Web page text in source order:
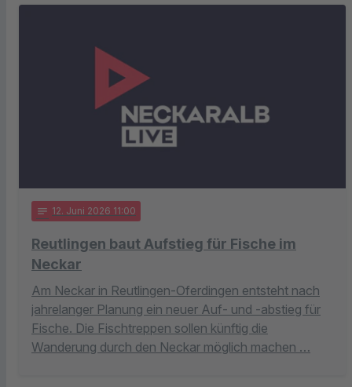
notes 12. Juni 2026 11:00
Reutlingen baut Aufstieg für Fische im
Neckar
Am Neckar in Reutlingen-Oferdingen entsteht nach
jahrelanger Planung ein neuer Auf- und -abstieg für
Fische. Die Fischtreppen sollen künftig die
Wanderung durch den Neckar möglich machen …